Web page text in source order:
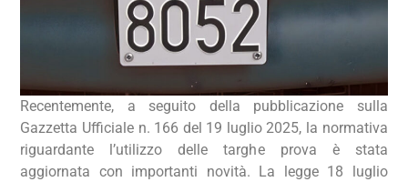
Recentemente, a seguito della pubblicazione sulla
Gazzetta Ufficiale n. 166 del 19 luglio 2025, la normativa
riguardante l’utilizzo delle targhe prova è stata
aggiornata con importanti novità. La legge 18 luglio